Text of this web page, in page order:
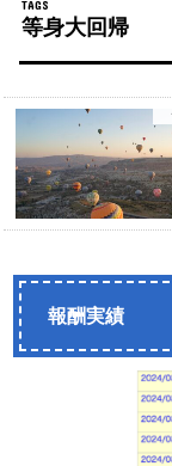
等身大回帰
報酬実績